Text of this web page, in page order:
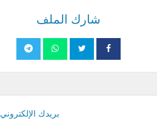
شارك الملف
بريدك الإلكتروني